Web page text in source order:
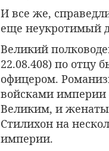
И все же,
еще неукротимый
Великий
22.08.408) по
офицером.
войсками империи
Великим, и
Стилихон на
империи.